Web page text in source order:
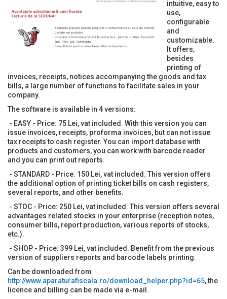
intuitive, easy to
use,
configurable
and
customizable.
It offers,
besides
printing of
invoices, receipts, notices accompanying the goods and tax
bills, a large number of functions to facilitate sales in your
company.
The software is available in 4 versions:
- EASY - Price: 75 Lei, vat included. With this version you can
issue invoices, receipts, proforma invoices, but can not issue
tax receipts to cash register. You can import database with
products and customers, you can work with barcode reader
and you can print out reports.
- STANDARD - Price: 150 Lei, vat included. This version offers
the additional option of printing ticket bills on cash registers,
several reports, and other benefits.
- STOC - Price: 250 Lei, vat included. This version offers several
advantages related stocks in your enterprise (reception notes,
consumer bills, report production, various reports of stocks,
etc.).
- SHOP - Price: 399 Lei, vat included. Benefit from the previous
version of suppliers reports and barcode labels printing.
Can be downloaded from
http://www.aparaturafiscala.ro/download_helper.php?id=65, the
licence and billing can be made via e-mail.